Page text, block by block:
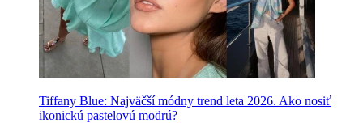
Tiffany Blue: Najväčší módny trend leta 2026. Ako nosiť
ikonickú pastelovú modrú?